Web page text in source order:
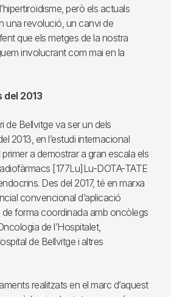
però els actuals
una revolució, un canvi de
que els metges de la nostra
involucrant com mai en la
del 2013
de Bellvitge va ser un dels
2013, en l’estudi internacional
a demostrar a gran escala els
[177Lu]Lu-DOTA-TATE
Des del 2017, té en marxa
convencional d’aplicació
de forma coordinada amb oncòlegs
de l’Hospitalet,
de Bellvitge i altres
realitzats en el marc d’aquest